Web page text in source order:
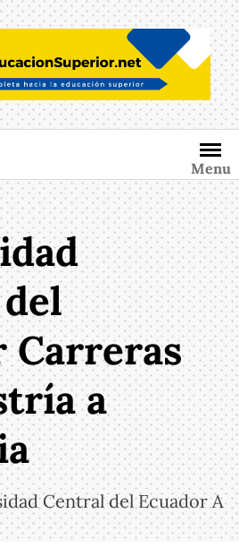
Menu
Carreras
a
Central del Ecuador A